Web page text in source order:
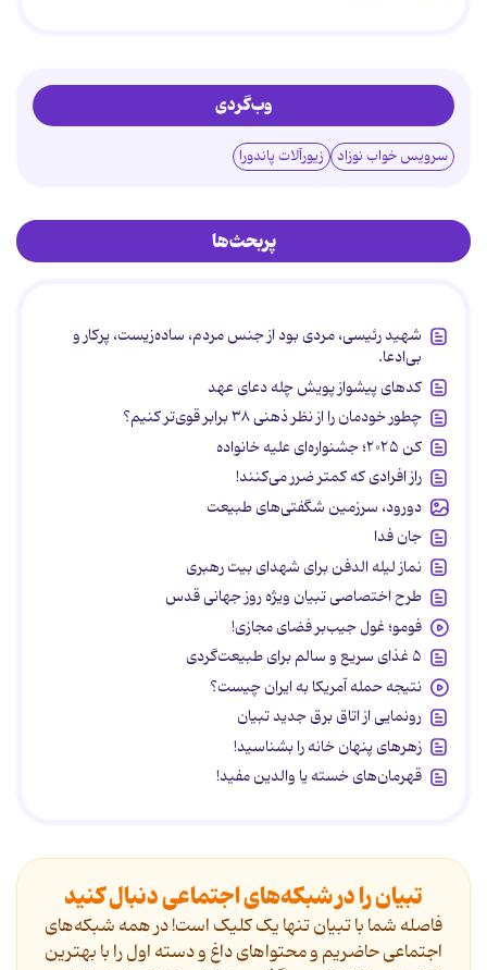
وب‌گردی
سرویس خواب نوزاد زیورآلات پاندورا
پربحث‌ها
شهید رئیسی، مردی بود از جنس مردم، ساده‌زیست، پرکار و
بی‌ادعا.
کدهای پیشواز پویش چله دعای عهد
چطور خودمان را از نظر ذهنی ۳۸ برابر قوی‌تر کنیم؟
کن ۲۰۲۵؛ جشنواره‌ای علیه خانواده
راز افرادی که کمتر ضرر می‌کنند!
دورود، سرزمین شگفتی‌های طبیعت
جان فدا
نماز لیله الدفن برای شهدای بیت رهبری
طرح اختصاصی تبیان ویژه روز جهانی قدس
فومو؛ غول جیب‌بر فضای مجازی!
۵ غذای سریع و سالم برای طبیعت‌گردی
نتیجه حمله آمریکا به ایران چیست؟
رونمایی از اتاق برق جدید تبیان
زهرهای پنهان خانه را بشناسید!
قهرمان‌های خسته یا والدین مفید!
تبیان را در شبکه‌های اجتماعی دنبال کنید
فاصله شما با تبیان تنها یک کلیک است! در همه شبکه‌های
اجتماعی حاضریم و محتواهای داغ و دسته اول را با بهترین